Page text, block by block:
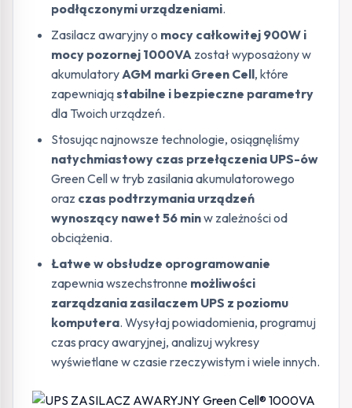
podłączonymi urządzeniami.
Zasilacz awaryjny o mocy całkowitej 900W i
mocy pozornej 1000VA został wyposażony w
akumulatoryAGM marki Green Cell, które
zapewniająstabilne i bezpieczne parametry
dla Twoich urządzeń.
Stosując najnowsze technologie, osiągnęliśmy
natychmiastowy czas przełączenia UPS-ów
Green Cell w tryb zasilania akumulatorowego
oraz czas podtrzymania urządzeń
wynoszący nawet 56 minw zależności od
obciążenia.
Łatwe w obsłudze oprogramowanie
zapewnia wszechstronne możliwości
zarządzania zasilaczem UPS z poziomu
komputera. Wysyłaj powiadomienia, programuj
czas pracy awaryjnej, analizuj wykresy
wyświetlane w czasie rzeczywistym i wiele innych.